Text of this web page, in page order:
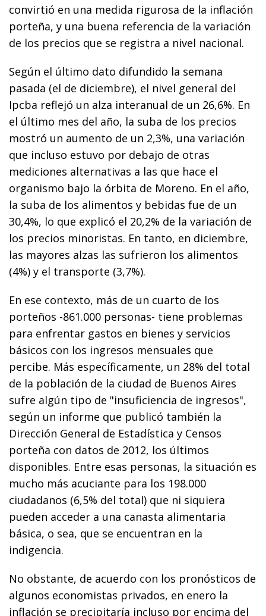
convirtió en una medida rigurosa de la inflación
porteña, y una buena referencia de la variación
de los precios que se registra a nivel nacional.
Según el último dato difundido la semana
pasada (el de diciembre), el nivel general del
Ipcba reflejó un alza interanual de un 26,6%. En
el último mes del año, la suba de los precios
mostró un aumento de un 2,3%, una variación
que incluso estuvo por debajo de otras
mediciones alternativas a las que hace el
organismo bajo la órbita de Moreno. En el año,
la suba de los alimentos y bebidas fue de un
30,4%, lo que explicó el 20,2% de la variación de
los precios minoristas. En tanto, en diciembre,
las mayores alzas las sufrieron los alimentos
(4%) y el transporte (3,7%).
En ese contexto, más de un cuarto de los
porteños -861.000 personas- tiene problemas
para enfrentar gastos en bienes y servicios
básicos con los ingresos mensuales que
percibe. Más específicamente, un 28% del total
de la población de la ciudad de Buenos Aires
sufre algún tipo de "insuficiencia de ingresos",
según un informe que publicó también la
Dirección General de Estadística y Censos
porteña con datos de 2012, los últimos
disponibles. Entre esas personas, la situación es
mucho más acuciante para los 198.000
ciudadanos (6,5% del total) que ni siquiera
pueden acceder a una canasta alimentaria
básica, o sea, que se encuentran en la
indigencia.
No obstante, de acuerdo con los pronósticos de
algunos economistas privados, en enero la
inflación se precipitaría incluso por encima del